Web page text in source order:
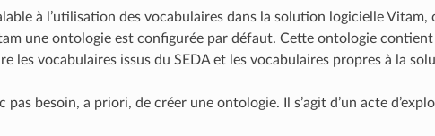
à l’utilisation des vocabulaires dans la solution logicielle Vitam,
une ontologie est configurée par défaut. Cette ontologie contient
les vocabulaires issus du SEDA et les vocabulaires propres à la
besoin, a priori, de créer une ontologie. Il s’agit d’un acte